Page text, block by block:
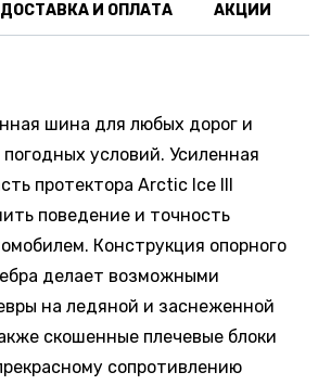
ДОСТАВКА И ОПЛАТА АКЦИИ
шина для любых дорог и
условий. Усиленная
протектора Arctic Ice III
поведение и точность
Конструкция опорного
делает возможными
на ледяной и заснеженной
скошенные плечевые блоки
сопротивлению